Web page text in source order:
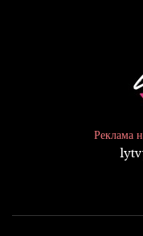
Реклама